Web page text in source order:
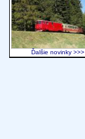
Ďalšie novinky >>>